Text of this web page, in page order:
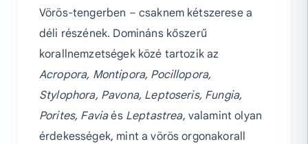
Vörös-tengerben – csaknem kétszerese a
déli részének. Domináns kőszerű
korallnemzetségek közé tartozik az
Acropora, Montipora, Pocillopora,
Stylophora, Pavona, Leptoseris, Fungia,
Porites, Faviaés Leptastrea, valamint olyan
érdekességek, mint a vörös orgonakorall